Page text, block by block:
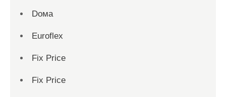
Dома
Euroflex
Fix Price
Fix Price